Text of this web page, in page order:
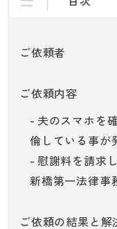
ご依頼者
ご依頼内容
夫のスマホを
倫している事が
慰謝料を請求
新橋第一法律事
ご依頼の結果と解